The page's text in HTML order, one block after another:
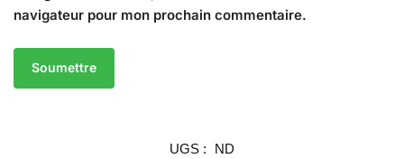
navigateur pour mon prochain commentaire.
UGS :
ND